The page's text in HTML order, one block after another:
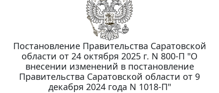
Постановление Правительства Саратовской
области от 24 октября 2025 г. N 800-П "О
внесении изменений в постановление
Правительства Саратовской области от 9
декабря 2024 года N 1018-П"